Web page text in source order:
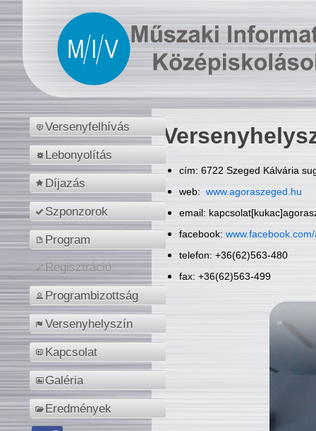
Versenyfelhívás
Lebonyolítás
Díjazás
Szponzorok
Program
Regisztráció
Programbizottság
Versenyhelyszín
Kapcsolat
Galéria
Eredmények
cím: 6722 Szeged Kálvária
web: www.agoraszeged.hu
email:
facebook:
telefon: +36(62)563-480
fax: +36(62)563-499